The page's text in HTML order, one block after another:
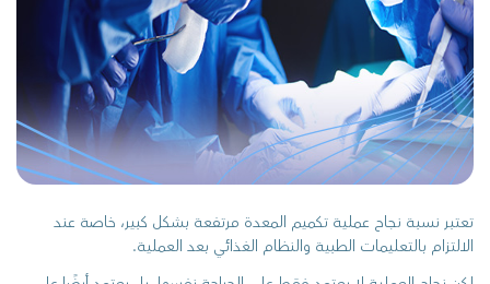
تعتبر نسبة نجاح عملية تكميم المعدة مرتفعة بشكل كبير، خاصة عند
الالتزام بالتعليمات الطبية والنظام الغذائي بعد العملية.